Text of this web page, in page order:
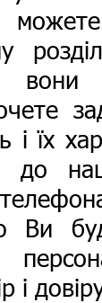
вони
і їх
до
Ви
і